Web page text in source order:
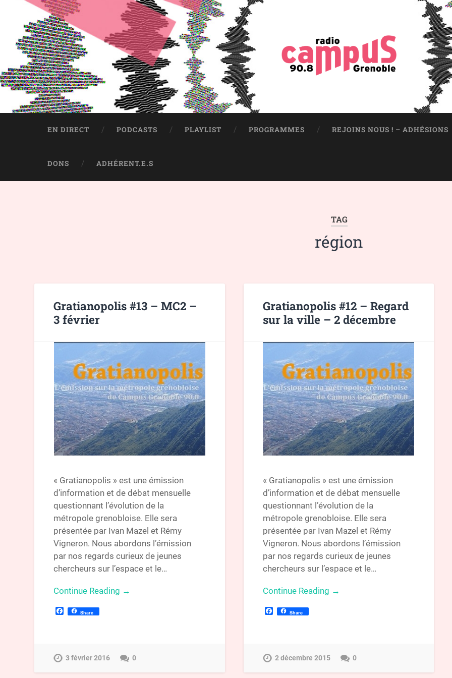
EN DIRECT PODCASTS PLAYLIST PROGRAMMES REJOINS NOUS ! – ADHÉSIONS
DONS ADHÉRENT.E.S
TAG
région
Gratianopolis #13 – MC2 –
3 février
« Gratianopolis » est une émission
d’information et de débat mensuelle
questionnant l’évolution de la
métropole grenobloise. Elle sera
présentée par Ivan Mazel et Rémy
Vigneron. Nous abordons l’émission
par nos regards curieux de jeunes
chercheurs sur l’espace et le…
Continue Reading →
Facebook
Share
3 février 2016 0
Gratianopolis #12 – Regard
sur la ville – 2 décembre
« Gratianopolis » est une émission
d’information et de débat mensuelle
questionnant l’évolution de la
métropole grenobloise. Elle sera
présentée par Ivan Mazel et Rémy
Vigneron. Nous abordons l’émission
par nos regards curieux de jeunes
chercheurs sur l’espace et le…
Continue Reading →
Facebook
Share
2 décembre 2015 0